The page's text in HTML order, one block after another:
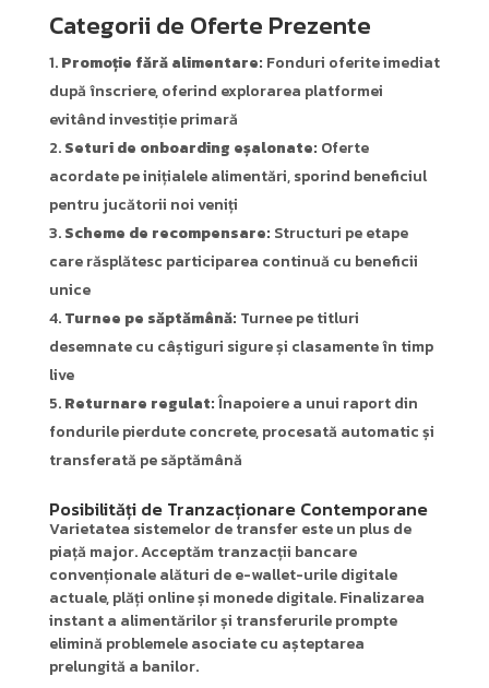
Categorii de Oferte Prezente
Promoție fără alimentare: Fonduri oferite imediat
după înscriere, oferind explorarea platformei
evitând investiție primară
Seturi de onboarding eșalonate: Oferte
acordate pe inițialele alimentări, sporind beneficiul
pentru jucătorii noi veniți
Scheme de recompensare: Structuri pe etape
care răsplătesc participarea continuă cu beneficii
unice
Turnee pe săptămână: Turnee pe titluri
desemnate cu câștiguri sigure și clasamente în timp
live
Returnare regulat:Înapoiere a unui raport din
fondurile pierdute concrete, procesată automatic și
transferată pe săptămână
Posibilități de Tranzacționare Contemporane
Varietatea sistemelor de transfer este un plus de
piață major. Acceptăm tranzacții bancare
convenționale alături de e-wallet-urile digitale
actuale, plăți online și monede digitale. Finalizarea
instant a alimentărilor și transferurile prompte
elimină problemele asociate cu așteptarea
prelungită a banilor.